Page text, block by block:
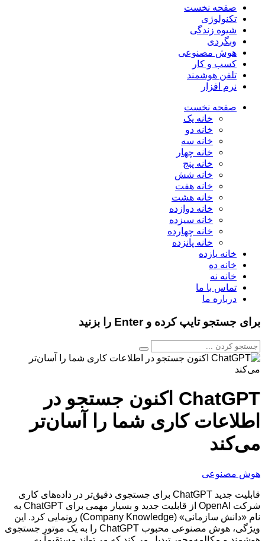
صفحه نخست
تکنولوژی
شیوه زندگی
وبگردی
هوش مصنوعی
کسب و کار
تلفن هوشمند
نرم افزار
صفحه نخست
خانه یک
خانه دو
خانه سه
خانه چهار
خانه پنج
خانه شش
خانه هفت
خانه هشت
خانه دوازده
خانه سیزده
خانه چهارده
خانه پانزده
خانه یازده
خانه ده
خانه نه
تماس با ما
درباره ما
برای جستجو تایپ کرده و Enter را بزنید
ChatGPT اکنون جستجو در
اطلاعات کاری شما را آسان‌تر
می‌کند
هوش مصنوعی
قابلیت جدید ChatGPT برای جستجوی دقیق‌تر در داده‌های کاری
شرکت OpenAI از قابلیت جدید و بسیار مهمی برای ChatGPT به
نام «دانش سازمانی» (Company Knowledge) رونمایی کرد. این
ویژگی، هوش مصنوعی محبوب ChatGPT را به یک موتور جستجوی